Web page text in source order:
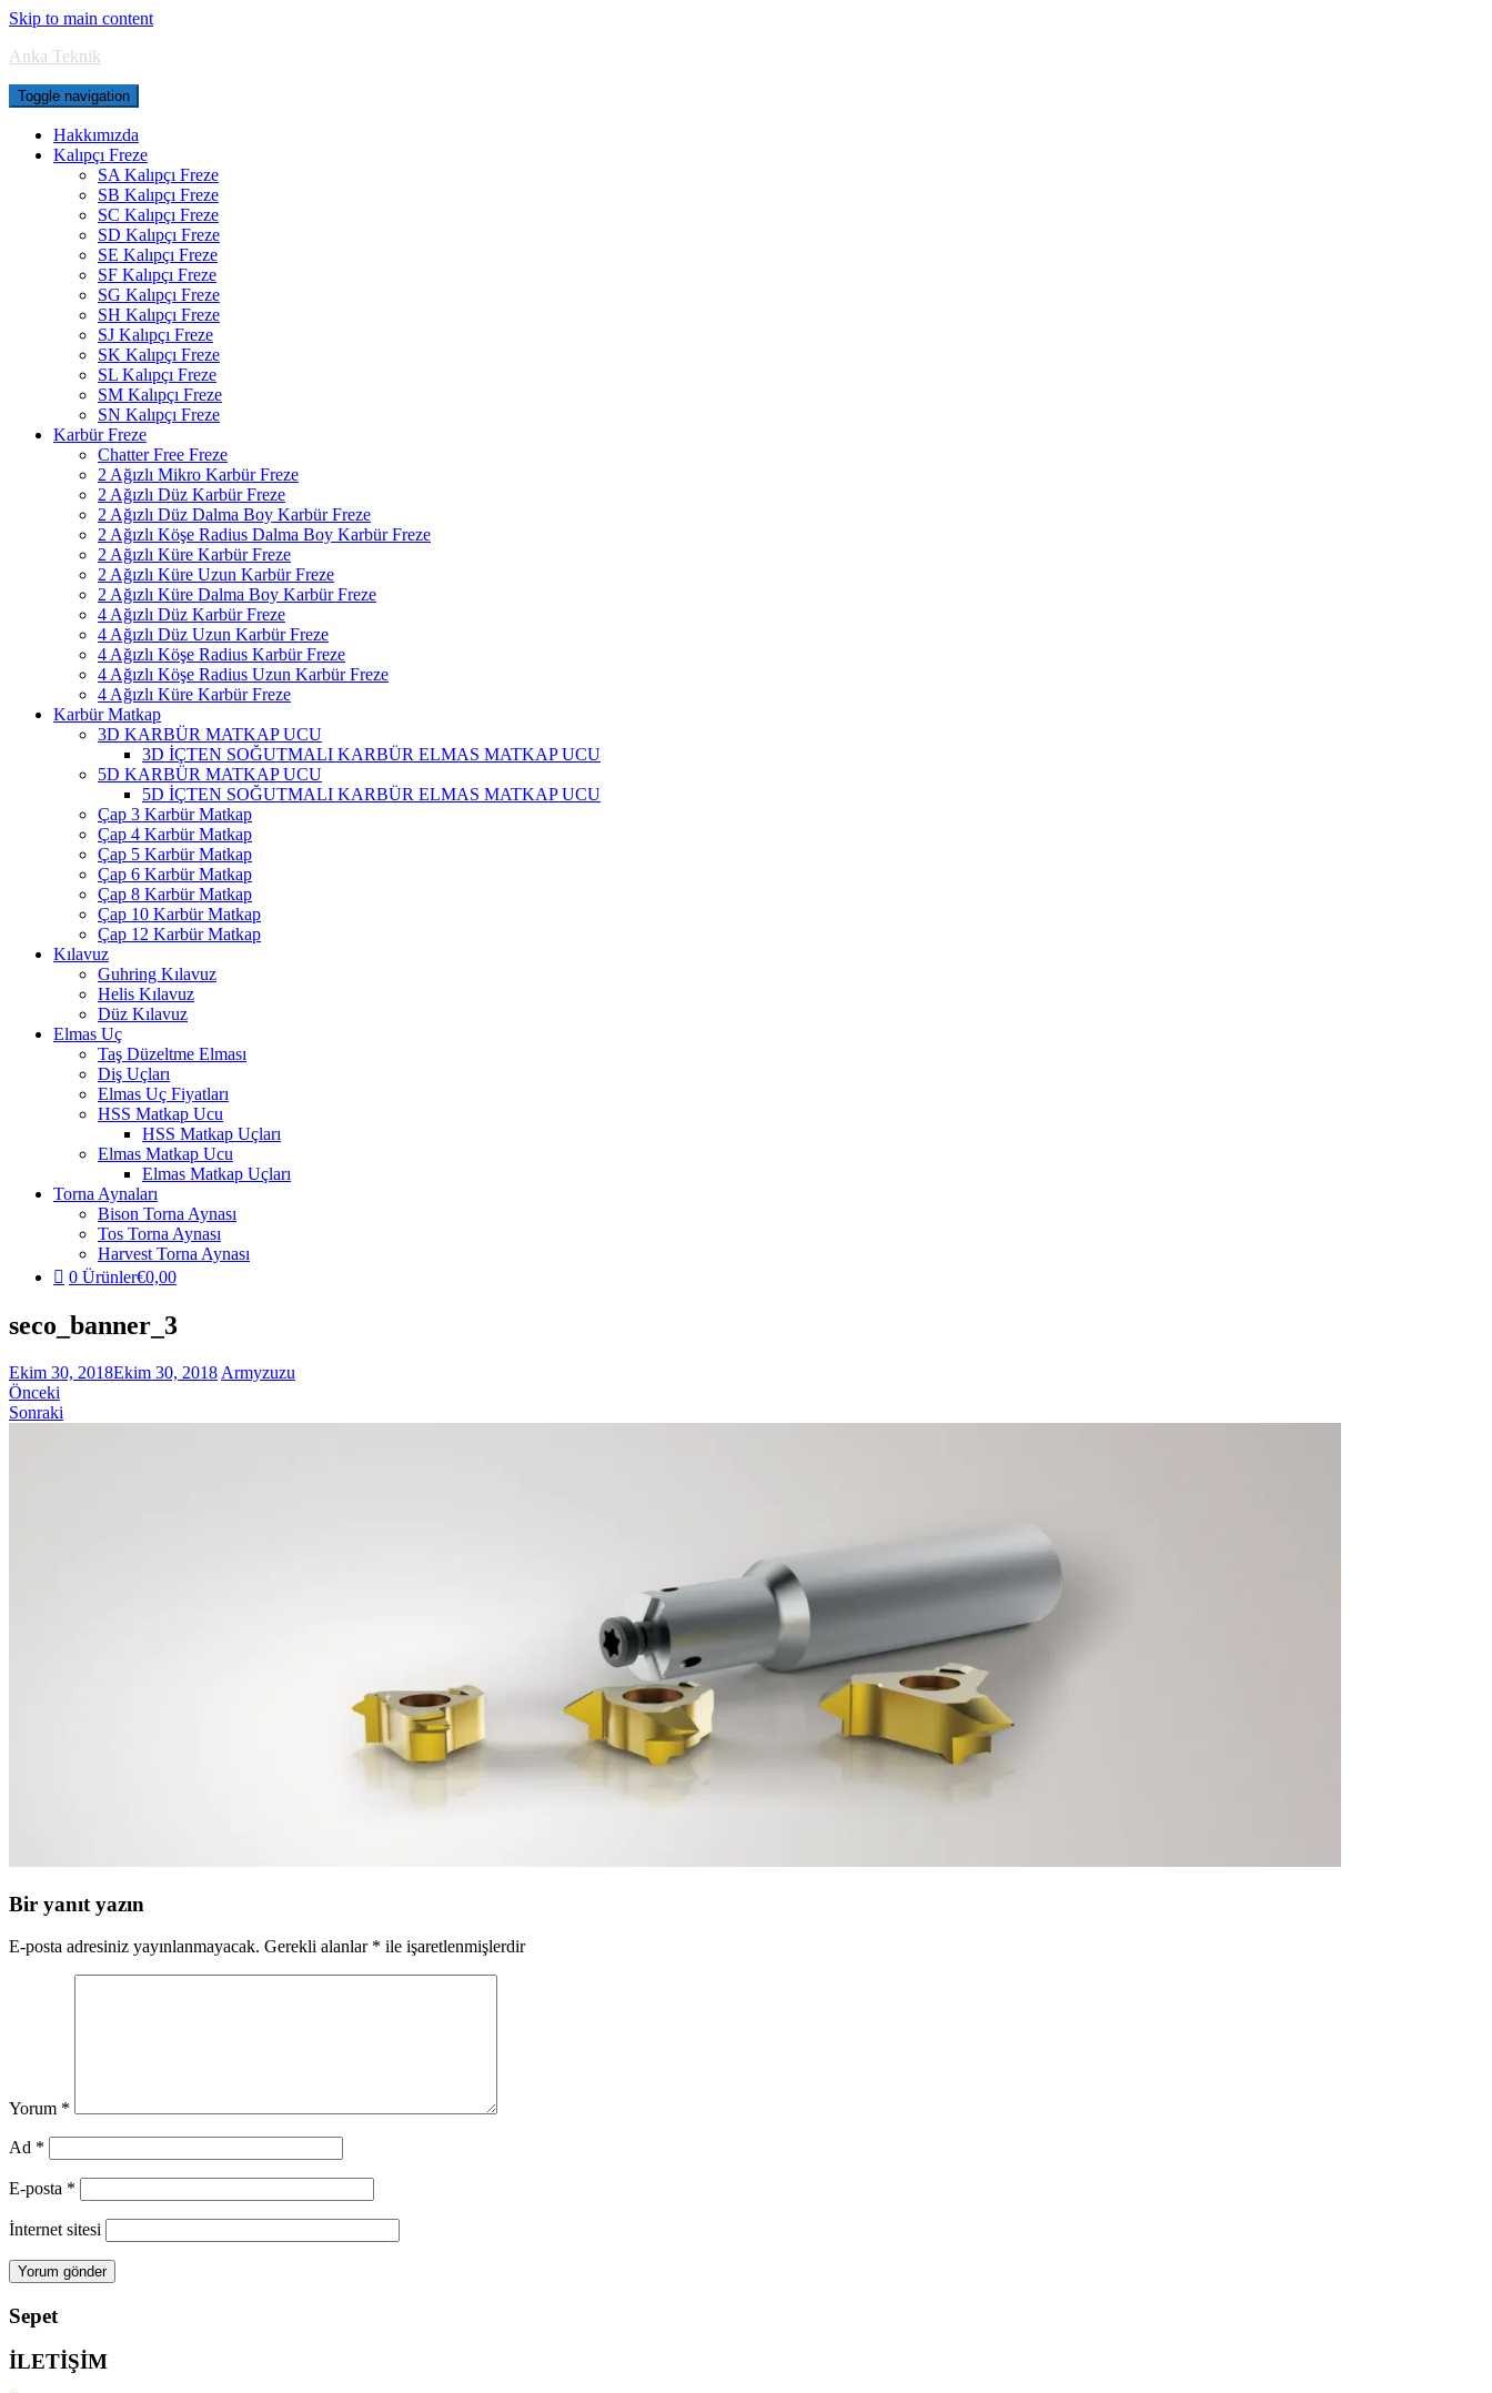
Skip to main content
Anka Teknik
Toggle navigation
Hakkımızda
Kalıpçı Freze
SA Kalıpçı Freze
SB Kalıpçı Freze
SC Kalıpçı Freze
SD Kalıpçı Freze
SE Kalıpçı Freze
SF Kalıpçı Freze
SG Kalıpçı Freze
SH Kalıpçı Freze
SJ Kalıpçı Freze
SK Kalıpçı Freze
SL Kalıpçı Freze
SM Kalıpçı Freze
SN Kalıpçı Freze
Karbür Freze
Chatter Free Freze
2 Ağızlı Mikro Karbür Freze
2 Ağızlı Düz Karbür Freze
2 Ağızlı Düz Dalma Boy Karbür Freze
2 Ağızlı Köşe Radius Dalma Boy Karbür Freze
2 Ağızlı Küre Karbür Freze
2 Ağızlı Küre Uzun Karbür Freze
2 Ağızlı Küre Dalma Boy Karbür Freze
4 Ağızlı Düz Karbür Freze
4 Ağızlı Düz Uzun Karbür Freze
4 Ağızlı Köşe Radius Karbür Freze
4 Ağızlı Köşe Radius Uzun Karbür Freze
4 Ağızlı Küre Karbür Freze
Karbür Matkap
3D KARBÜR MATKAP UCU
3D İÇTEN SOĞUTMALI KARBÜR ELMAS MATKAP UCU
5D KARBÜR MATKAP UCU
5D İÇTEN SOĞUTMALI KARBÜR ELMAS MATKAP UCU
Çap 3 Karbür Matkap
Çap 4 Karbür Matkap
Çap 5 Karbür Matkap
Çap 6 Karbür Matkap
Çap 8 Karbür Matkap
Çap 10 Karbür Matkap
Çap 12 Karbür Matkap
Kılavuz
Guhring Kılavuz
Helis Kılavuz
Düz Kılavuz
Elmas Uç
Taş Düzeltme Elması
Diş Uçları
Elmas Uç Fiyatları
HSS Matkap Ucu
HSS Matkap Uçları
Elmas Matkap Ucu
Elmas Matkap Uçları
Torna Aynaları
Bison Torna Aynası
Tos Torna Aynası
Harvest Torna Aynası
0 Ürünler€0,00
seco_banner_3
Ekim 30, 2018Ekim 30, 2018 Armyzuzu
Önceki
Sonraki
Bir yanıt yazın
E-posta adresiniz yayınlanmayacak. Gerekli alanlar * ile işaretlenmişlerdir
Yorum *
Ad *
E-posta *
İnternet sitesi
Sepet
İLETİŞİM